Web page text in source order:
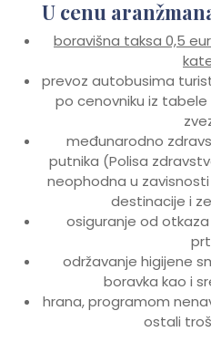
U cenu
boravišna taksa 0,5
prevoz autobusima
po cenovniku iz tabele
međunarodno
putnika (Polisa
neophodna u
destinacije i
osiguranje od
održavanje higijene
boravka kao i
hrana, programom
ostali